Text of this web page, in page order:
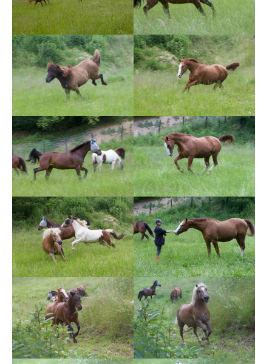
Show larger version Show larger version
Show larger version Show larger version
Show larger version Show larger version
Show larger version Show larger version